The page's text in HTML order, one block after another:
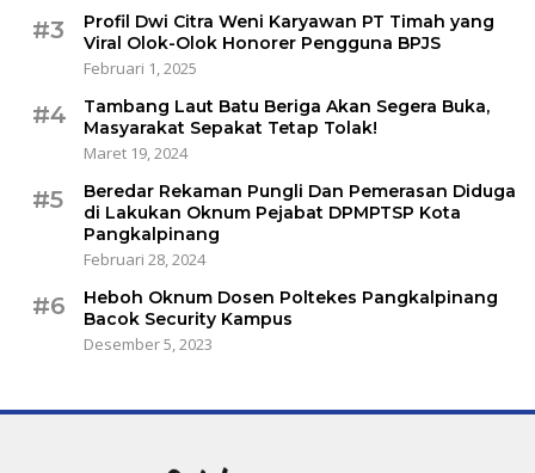
#3
Profil Dwi Citra Weni Karyawan PT Timah yang
Viral Olok-Olok Honorer Pengguna BPJS
Februari 1, 2025
#4
Tambang Laut Batu Beriga Akan Segera Buka,
Masyarakat Sepakat Tetap Tolak!
Maret 19, 2024
#5
Beredar Rekaman Pungli Dan Pemerasan Diduga
di Lakukan Oknum Pejabat DPMPTSP Kota
Pangkalpinang
Februari 28, 2024
#6
Heboh Oknum Dosen Poltekes Pangkalpinang
Bacok Security Kampus
Desember 5, 2023